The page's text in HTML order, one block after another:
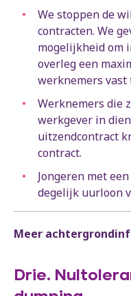
We stoppen de
contracten. We
mogelijkheid om
overleg een
werknemers vast
Werknemers die
werkgever in
uitzendcontract
contract.
Jongeren met
degelijk uurloon
Meer
Drie.